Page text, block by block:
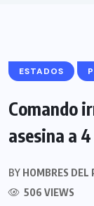
ESTADOS
Comando
asesina a
BY HOMBRES DEL
506 VIEWS